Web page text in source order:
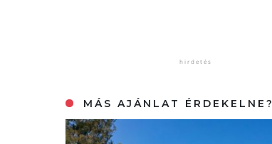
MÁS AJÁNLAT ÉRDEKELNE?